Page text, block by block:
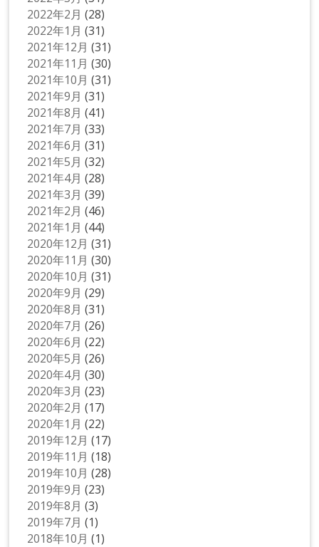
2022年2月 (28)
2022年1月 (31)
2021年12月 (31)
2021年11月 (30)
2021年10月 (31)
2021年9月 (31)
2021年8月 (41)
2021年7月 (33)
2021年6月 (31)
2021年5月 (32)
2021年4月 (28)
2021年3月 (39)
2021年2月 (46)
2021年1月 (44)
2020年12月 (31)
2020年11月 (30)
2020年10月 (31)
2020年9月 (29)
2020年8月 (31)
2020年7月 (26)
2020年6月 (22)
2020年5月 (26)
2020年4月 (30)
2020年3月 (23)
2020年2月 (17)
2020年1月 (22)
2019年12月 (17)
2019年11月 (18)
2019年10月 (28)
2019年9月 (23)
2019年8月 (3)
2019年7月 (1)
2018年10月 (1)